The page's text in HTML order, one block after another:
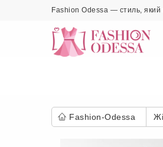
Fashion Odessa — стиль, який
Fashion-Odessa